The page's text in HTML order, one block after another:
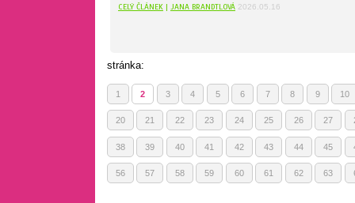
CELÝ ČLÁNEK | JANA BRANDTLOVÁ 2026.05.16
stránka:
1 2 3 4 5 6 7 8 9 10
20 21 22 23 24 25 26 27
38 39 40 41 42 43 44 45
56 57 58 59 60 61 62 63